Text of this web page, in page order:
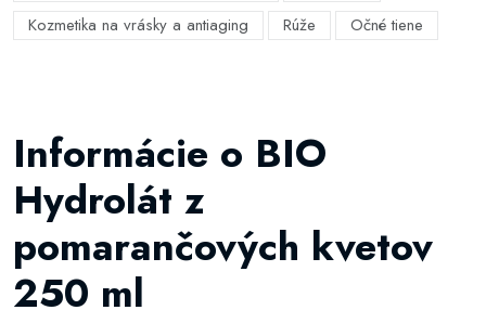
Kozmetika na vrásky a antiaging
Rúže Očné tiene
Informácie o BIO
Hydrolát z
pomarančových kvetov
250 ml